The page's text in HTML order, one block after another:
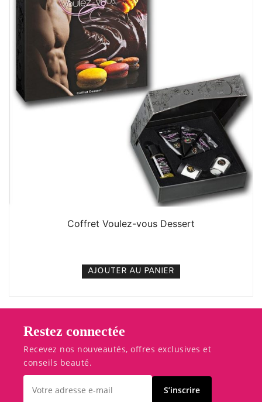
Coffret Voulez-vous Dessert
AJOUTER AU PANIER
Restez connectée
Recevez nos nouveautés, offres exclusives et
conseils beauté.
S’inscrire